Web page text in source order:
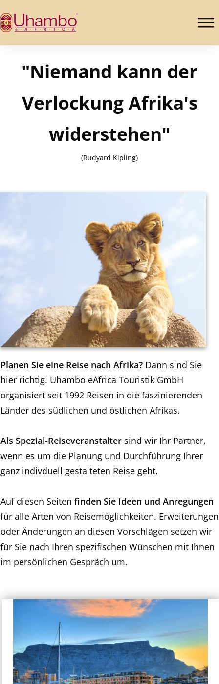
"Niemand kann der
Verlockung Afrika's
widerstehen"
(Rudyard Kipling)
Planen Sie eine Reise nach Afrika? Dann sind Sie
hier richtig. Uhambo eAfrica Touristik GmbH
organisiert seit 1992 Reisen in die faszinierenden
Länder des südlichen und östlichen Afrikas.
Als Spezial-Reiseveranstalter sind wir Ihr Partner,
wenn es um die Planung und Durchführung Ihrer
ganz indivduell gestalteten Reise geht.
Auf diesen Seiten finden Sie Ideen und Anregungen
für alle Arten von Reisemöglichkeiten. Erweiterungen
oder Änderungen an diesen Vorschlägen setzen wir
für Sie nach Ihren spezifischen Wünschen mit Ihnen
im persönlichen Gespräch um.